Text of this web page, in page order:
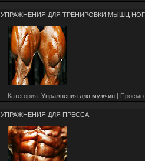
УПРАЖНЕНИЯ ДЛЯ ТРЕНИРОВКИ МЫШЦ НОГ
Категория:Упражнения для мужчин |
УПРАЖНЕНИЯ ДЛЯ ПРЕССА